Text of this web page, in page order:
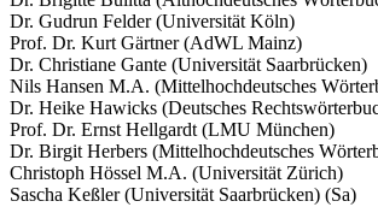
Dr. Gudrun Felder (Universität Köln)
Prof. Dr. Kurt Gärtner (AdWL Mainz)
Dr. Christiane Gante (Universität Saarbrücken)
Nils Hansen M.A. (Mittelhochdeutsches
Dr. Heike Hawicks (Deutsches
Prof. Dr. Ernst Hellgardt (LMU München)
Dr. Birgit Herbers (Mittelhochdeutsches
Christoph Hössel M.A. (Universität Zürich)
Sascha Keßler (Universität Saarbrücken) (Sa)